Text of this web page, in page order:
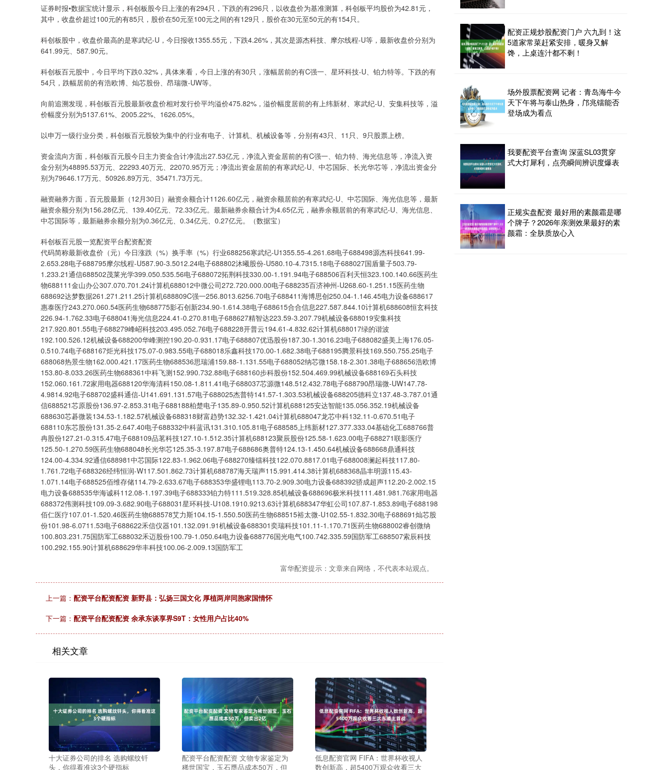
证券时报•数据宝统计显示，科创板股今日上涨的有294只，下跌的有296只，以收盘价为基准测算，科创板平均股价为42.81元，
其中，收盘价超过100元的有85只，股价在50元至100元之间的有129只，股价在30元至50元的有154只。
科创板股中，收盘价最高的是寒武纪-U，今日报收1355.55元，下跌4.26%，其次是源杰科技、摩尔线程-U等，最新收盘价分别为
641.99元、587.90元。
科创板百元股中，今日平均下跌0.32%，具体来看，今日上涨的有30只，涨幅居前的有C强一、星环科技-U、铂力特等。下跌的有
54只，跌幅居前的有浩欧博、灿芯股份、昂瑞微-UW等。
向前追溯发现，科创板百元股最新收盘价相对发行价平均溢价475.82%，溢价幅度居前的有上纬新材、寒武纪-U、安集科技等，溢
价幅度分别为5137.61%、2005.22%、1626.05%。
以申万一级行业分类，科创板百元股较为集中的行业有电子、计算机、机械设备等，分别有43只、11只、9只股票上榜。
资金流向方面，科创板百元股今日主力资金合计净流出27.53亿元，净流入资金居前的有C强一、铂力特、海光信息等，净流入资
金分别为48895.53万元、22293.40万元、22070.95万元；净流出资金居前的有寒武纪-U、中芯国际、长光华芯等，净流出资金分
别为79646.17万元、50926.89万元、35471.73万元。
融资融券方面，百元股最新（12月30日）融资余额合计1126.60亿元，融资余额居前的有寒武纪-U、中芯国际、海光信息等，最新
融资余额分别为156.28亿元、139.40亿元、72.33亿元。最新融券余额合计为4.65亿元，融券余额居前的有寒武纪-U、海光信息、
中芯国际等，最新融券余额分别为0.36亿元、0.34亿元、0.27亿元。（数据宝）
科创板百元股一览配资平台配资配资
代码简称最新收盘价（元）今日涨跌（%）换手率（%）行业688256寒武纪-U1355.55-4.261.68电子688498源杰科技641.99-
2.653.28电子688795摩尔线程-U587.90-3.5012.24电子688802沐曦股份-U580.10-4.7315.18电子688027国盾量子503.79-
1.233.21通信688502茂莱光学399.050.535.56电子688072拓荆科技330.00-1.191.94电子688506百利天恒323.100.140.66医药生
物688111金山办公307.070.701.24计算机688012中微公司272.720.000.00电子688235百济神州-U268.60-1.251.15医药生物
688692达梦数据261.271.211.25计算机688809C强一256.8013.6256.70电子688411海博思创250.04-1.146.45电力设备688617
惠泰医疗243.270.060.54医药生物688775影石创新234.90-1.614.38电子688615合合信息227.587.844.10计算机688608恒玄科技
226.94-1.762.33电子688041海光信息224.41-0.270.81电子688627精智达223.59-3.207.79机械设备688019安集科技
217.920.801.55电子688279峰岹科技203.495.052.76电子688228开普云194.61-4.832.62计算机688017绿的谐波
192.100.526.12机械设备688200华峰测控190.20-0.931.17电子688807优迅股份187.30-1.3016.23电子688082盛美上海176.05-
0.510.74电子688167炬光科技175.07-0.983.55电子688018乐鑫科技170.00-1.682.38电子688195腾景科技169.550.755.25电子
688068热景生物162.000.421.17医药生物688536思瑞浦159.88-1.131.55电子688052纳芯微158.18-2.301.38电子688656浩欧博
153.80-8.033.26医药生物688361中科飞测152.990.732.88电子688160步科股份152.504.469.99机械设备688169石头科技
152.060.161.72家用电器688120华海清科150.08-1.811.41电子688037芯源微148.512.432.78电子688790昂瑞微-UW147.78-
4.9814.92电子688702盛科通信-U141.691.131.57电子688025杰普特141.57-1.303.53机械设备688205德科立137.48-3.787.01通
信688521芯原股份136.97-2.853.31电子688188柏楚电子135.89-0.950.52计算机688125安达智能135.056.352.19机械设备
688630芯碁微装134.53-1.182.57机械设备688318财富趋势132.32-1.421.04计算机688047龙芯中科132.11-0.670.51电子
688110东芯股份131.35-2.647.40电子688332中科蓝讯131.310.105.81电子688585上纬新材127.377.333.04基础化工688766普
冉股份127.21-0.315.47电子688109品茗科技127.10-1.512.35计算机688123聚辰股份125.58-1.623.00电子688271联影医疗
125.50-1.270.59医药生物688048长光华芯125.35-3.197.87电子688686奥普特124.13-1.450.64机械设备688668鼎通科技
124.00-4.334.92通信688981中芯国际122.83-1.962.06电子688270臻镭科技122.070.8817.01电子688008澜起科技117.80-
1.761.72电子688326经纬恒润-W117.501.862.73计算机688787海天瑞声115.991.414.38计算机688368晶丰明源115.43-
1.071.14电子688525佰维存储114.79-2.633.67电子688353华盛锂电113.70-2.909.30电力设备688392骄成超声112.20-2.002.15
电力设备688535华海诚科112.08-1.197.39电子688333铂力特111.519.328.85机械设备688696极米科技111.481.981.76家用电器
688372伟测科技109.09-3.682.90电子688031星环科技-U108.1910.9213.63计算机688347华虹公司107.87-1.853.89电子688198
佰仁医疗107.01-1.520.46医药生物688578艾力斯104.15-1.550.50医药生物688515裕太微-U102.55-1.832.30电子688691灿芯股
份101.98-6.0711.53电子688622禾信仪器101.132.091.91机械设备688301奕瑞科技101.11-1.170.71医药生物688002睿创微纳
100.803.231.75国防军工688032禾迈股份100.79-1.050.64电力设备688776国光电气100.742.335.59国防军工688507索辰科技
100.292.155.90计算机688629华丰科技100.06-2.009.13国防军工
富华配资提示：文章来自网络，不代表本站观点。
上一篇： 配资平台配资配资 新野县：弘扬三国文化 厚植两岸同胞家国情怀
下一篇： 配资平台配资配资 余承东谈享界S9T：女性用户占比40%
相关文章
十大证券公司的排名 选购螺纹钎
头，你得看准这3个硬指标
配资平台配资配资 文物专家鉴定为
稀世国宝，玉石赝品成本50万，但
低息配资官网 FIFA：世界杯收视人
数创新高，超5400万观众收看三大
配资正规炒股配资门户 六九到！这
5道家常菜赶紧安排，暖身又解
馋，上桌连汁都不剩！
场外股票配资网 记者：青岛海牛今
天下午将与泰山热身，邝兆镭能否
登场成为看点
我要配资平台查询 深蓝SL03贯穿
式大灯犀利，点亮瞬间辨识度爆表
正规实盘配资 最好用的素颜霜是哪
个牌子？2026年亲测效果最好的素
颜霜：全肤质放心入